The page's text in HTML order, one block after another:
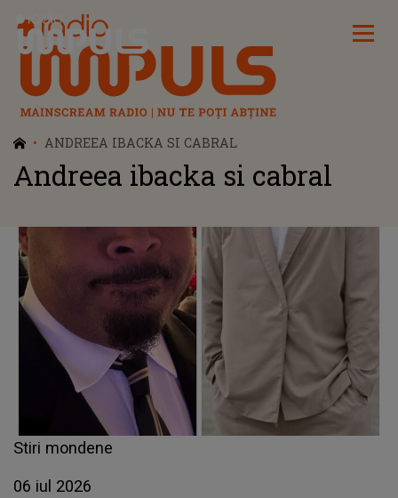
Radio Impuls
ANDREEA IBACKA SI CABRAL
Andreea ibacka si cabral
Stiri mondene
06 iul 2026